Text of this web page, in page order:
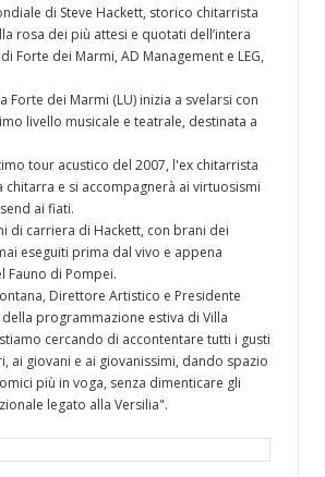
di Steve Hackett, storico chitarrista
rosa dei più attesi e quotati dell’intera
Forte dei Marmi, AD Management e LEG,
dei Marmi (LU) inizia a svelarsi con
livello musicale e teatrale, destinata a
tour acustico del 2007, l'ex chitarrista
e si accompagnerà ai virtuosismi
ai fiati.
di carriera di Hackett, con brani dei
eseguiti prima dal vivo e appena
Fauno di Pompei.
Direttore Artistico e Presidente
programmazione estiva di Villa
cercando di accontentare tutti i gusti
ai giovani e ai giovanissimi, dando spazio
più in voga, senza dimenticare gli
legato alla Versilia".